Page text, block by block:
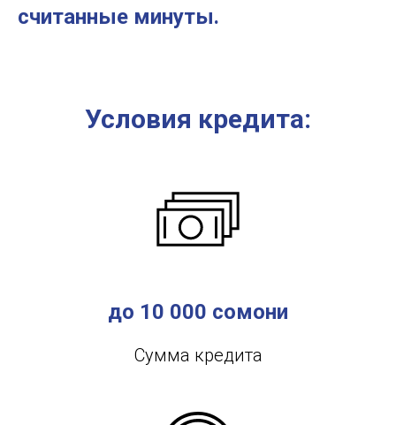
считанные минуты.
Условия кредита:
до 10 000 сомони
Сумма кредита